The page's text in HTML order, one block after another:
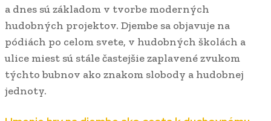
a dnes sú základom v tvorbe moderných
hudobných projektov. Djembe sa objavuje na
pódiách po celom svete, v hudobných školách a
ulice miest sú stále častejšie zaplavené zvukom
týchto bubnov ako znakom slobody a hudobnej
jednoty.